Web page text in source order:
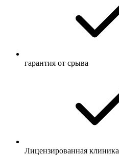
гарантия от срыва
Лицензированная клиника